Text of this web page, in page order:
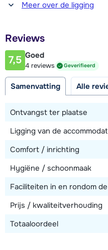
terras of balkon. Er is een
dag in de sneeuw lekker
Afstand tot winkel(s)
1500 meter
1500 meter
Afstand tot piste
1000 meter
50 meter
Bekijk kaart
Meer over de ligging
Reviews
7,5 Goed
4 reviews Geverifieerd
Samenvatting Alle
Ontvangst ter plaatse
Ligging van de
Comfort / inrichting
Hygiëne / schoonmaak
Faciliteiten in en rondom
Prijs / kwaliteitverhouding
Totaaloordeel